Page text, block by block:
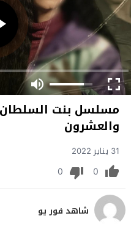
والعشرون
31 يناير 2022
0
0
شاهد فور يو